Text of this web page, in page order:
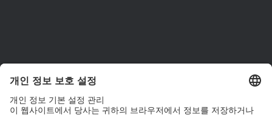
문의
파트너 네트워크